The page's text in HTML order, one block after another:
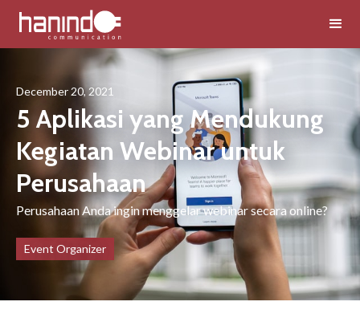
December 20, 2021
5 Aplikasi yang Mendukung
Kegiatan Webinar untuk
Perusahaan
Perusahaan Anda ingin menggelar webinar secara online?
Event Organizer